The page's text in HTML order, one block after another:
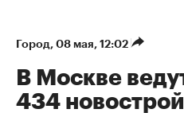
Город⁠, 08 мая, 12:02
В Москве
434